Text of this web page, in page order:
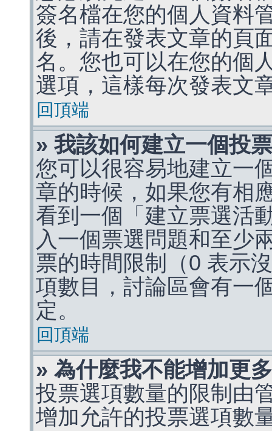
簽名檔在您的個人資料
後，請在發表文章的頁
名。您也可以在您的個
選項，這樣每次發表文
回頂端
» 我該如何建立一個投
您可以很容易地建立一
章的時候，如果您有相
看到一個「建立票選活
入一個票選問題和至少
票的時間限制（0 表示
項數目，討論區會有一
定。
回頂端
» 為什麼我不能增加更
投票選項數量的限制由
增加允許的投票選項數